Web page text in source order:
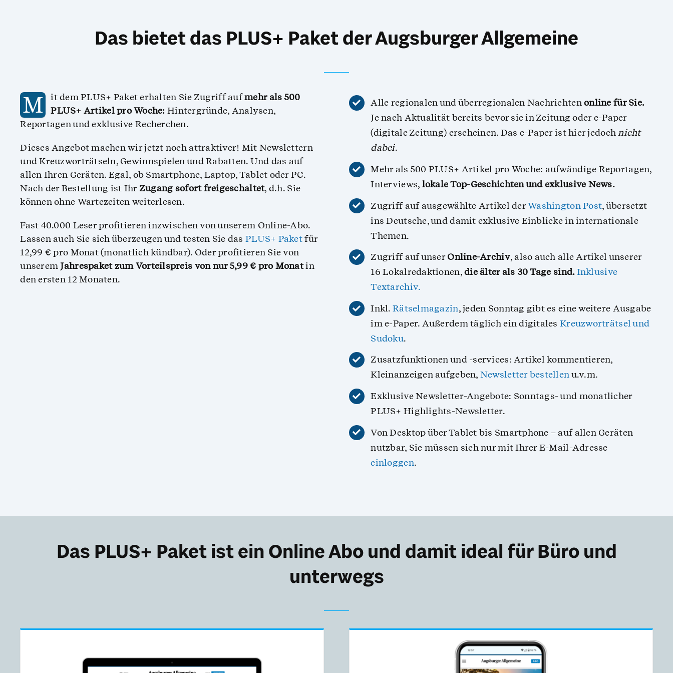
Das bietet das PLUS+ Paket der Augsburger Allgemeine
M ​it dem PLUS+ Paket erhalten Sie Zugriff aufmehr als 500
PLUS+ Artikel pro Woche: Hintergründe, Analysen,
Reportagen und exklusive Recherchen.
Dieses Angebot machen wir jetzt noch attraktiver! Mit Newslettern
und Kreuzworträtseln, Gewinnspielen und Rabatten. Und das auf
allen Ihren Geräten. Egal, ob Smartphone, Laptop, Tablet oder PC.
Nach der Bestellung ist Ihr Zugang sofort freigeschaltet, d.h. Sie
können ohne Wartezeiten weiterlesen.
Fast 40.000 Leser profitieren inzwischen von unserem Online-Abo.
Lassen auch Sie sich überzeugen und testen Sie dasPLUS+ Paketfür
12,99 € pro Monat (monatlich kündbar). Oder profitieren Sie von
unserem Jahrespaket zum Vorteilspreis von nur 5,99 € pro Monatin
den ersten 12 Monaten.
Alle regionalen und überregionalen Nachrichtenonline für Sie.
Je nach Aktualität bereits bevor sie in Zeitung oder e-Paper
(digitale Zeitung) erscheinen. Das e-Paper ist hier jedochnicht
dabei.
Mehr als 500 PLUS+ Artikel pro Woche: aufwändige Reportagen,
Interviews, lokale Top-Geschichten und exklusive News.
Zugriff auf ausgewählte Artikel derWashington Post, übersetzt
ins Deutsche, und damit exklusive Einblicke in internationale
Themen.
Zugriff auf unserOnline-Archiv, also auch alle Artikel unserer
16 Lokalredaktionen,die älter als 30 Tage sind.Inklusive
Textarchiv.
Inkl.Rätselmagazin, jeden Sonntag gibt es eine weitere Ausgabe
im e-Paper. Außerdem täglich ein digitalesKreuzworträtsel und
Sudoku.
Zusatzfunktionen und -services: Artikel kommentieren,
Kleinanzeigen aufgeben, Newsletter bestellenu.v.m.
Exklusive Newsletter-Angebote: Sonntags- und monatlicher
PLUS+ Highlights-Newsletter.
Von Desktop über Tablet bis Smartphone – auf allen Geräten
nutzbar, Sie müssen sich nur mit Ihrer E-Mail-Adresse
einloggen.
Das PLUS+ Paket ist ein Online Abo und damit ideal für Büro und
unterwegs